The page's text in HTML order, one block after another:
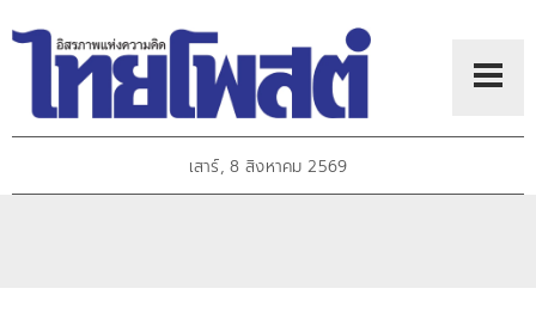
เสาร์, 8 สิงหาคม 2569